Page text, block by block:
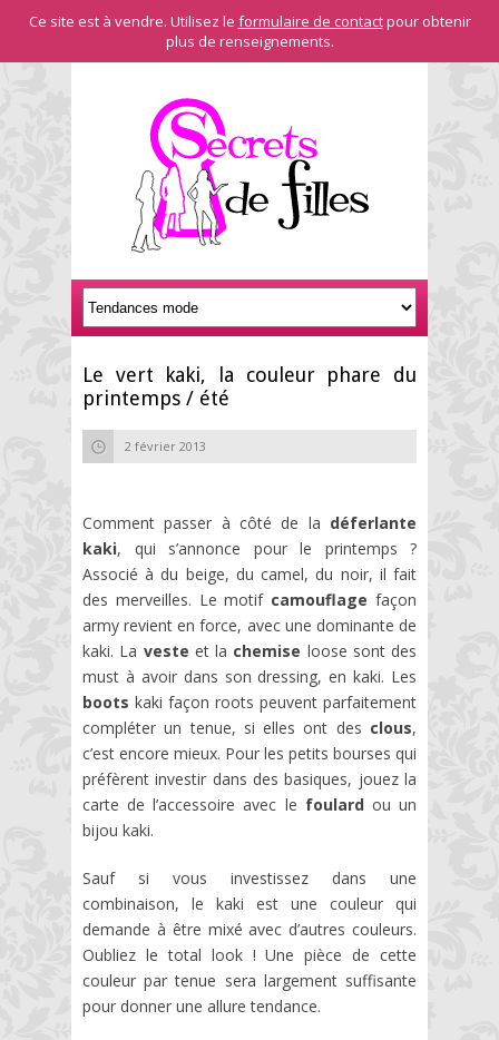
Ce site est à vendre. Utilisez le formulaire de contactpour obtenir
plus de renseignements.
Le vert kaki, la couleur phare du
printemps / été
2 février 2013
Comment passer à côté de la déferlante
kaki, qui s’annonce pour le printemps ?
Associé à du beige, du camel, du noir, il fait
des merveilles. Le motif camouflage façon
army revient en force, avec une dominante de
kaki. La veste et la chemise loose sont des
must à avoir dans son dressing, en kaki. Les
boots kaki façon roots peuvent parfaitement
compléter un tenue, si elles ont des clous,
c’est encore mieux. Pour les petits bourses qui
préfèrent investir dans des basiques, jouez la
carte de l’accessoire avec le foulardou un
bijou kaki.
Sauf si vous investissez dans une
combinaison, le kaki est une couleur qui
demande à être mixé avec d’autres couleurs.
Oubliez le total look ! Une pièce de cette
couleur par tenue sera largement suffisante
pour donner une allure tendance.